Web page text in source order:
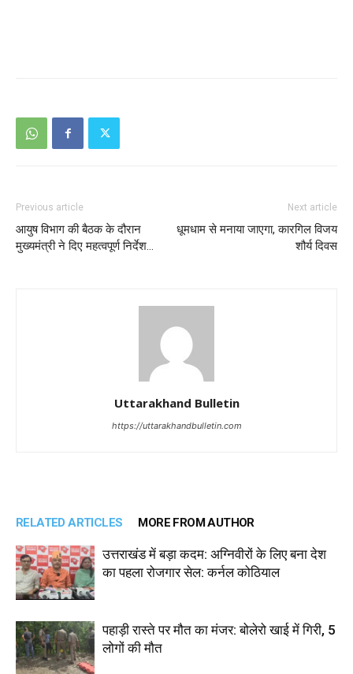
Previous article
आयुष विभाग की बैठक के दौरान
मुख्यमंत्री ने दिए महत्वपूर्ण निर्देश…
Next article
धूमधाम से मनाया जाएगा, कारगिल विजय
शौर्य दिवस
Uttarakhand Bulletin
https://uttarakhandbulletin.com
RELATED ARTICLES MORE FROM AUTHOR
उत्तराखंड में बड़ा कदम: अग्निवीरों के लिए बना देश
का पहला रोजगार सेल: कर्नल कोठियाल
पहाड़ी रास्ते पर मौत का मंजर: बोलेरो खाई में गिरी, 5
लोगों की मौत